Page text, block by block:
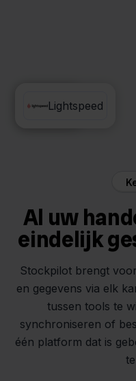
QLS
Lightspeed
Al uw
eindelijk
Stockpilot brengt
en gegevens via elk
tussen tools te
synchroniseren of
één platform dat is